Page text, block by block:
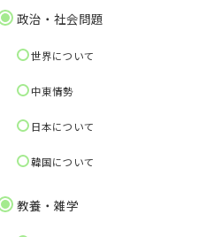
政治・社会問題
世界について
中東情勢
日本について
韓国について
教養・雑学